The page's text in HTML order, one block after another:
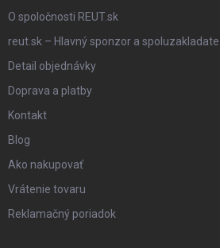
O spoločnosti REUT.sk
reut.sk – Hlavný sponzor a
Detail objednávky
Doprava a platby
Kontakt
Blog
Ako nakupovať
Vrátenie tovaru
Reklamačný poriadok